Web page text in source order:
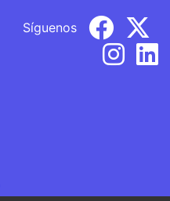
Síguenos